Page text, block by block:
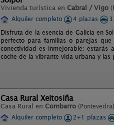
Vivienda turística en Cabral / Vigo
Alquiler completo
4 plazas
Disfruta de la esencia de Galicia en
perfecto para familias o parejas
conectividad es inmejorable: estarás
coche de la vibrante vida urbana y las
Casa Rural Xeitosiña
Casa Rural en Combarro (Pontevedra)
Alquiler completo
2+1 plazas